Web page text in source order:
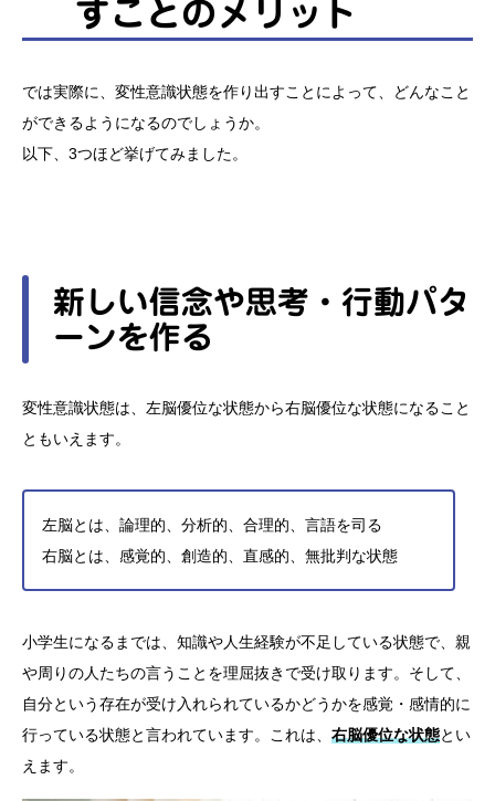
すことのメリット
では実際に、変性意識状態を作り出すことによって、どんなこと
ができるようになるのでしょうか。
以下、3つほど挙げてみました。
新しい信念や思考・行動パタ
ーンを作る
変性意識状態は、左脳優位な状態から右脳優位な状態になること
ともいえます。
左脳とは、論理的、分析的、合理的、言語を司る
右脳とは、感覚的、創造的、直感的、無批判な状態
小学生になるまでは、知識や人生経験が不足している状態で、親
や周りの人たちの言うことを理屈抜きで受け取ります。そして、
自分という存在が受け入れられているかどうかを感覚・感情的に
行っている状態と言われています。これは、 右脳優位な状態とい
えます。
変性意識状態を作り出すことのメリット
新しい信念や思考・行動パターンを作る
現在抱えているメンタルプログラムの改善に効果的